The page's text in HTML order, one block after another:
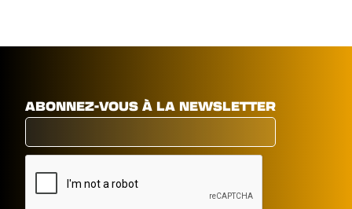
ABONNEZ-VOUS À LA NEWSLETTER